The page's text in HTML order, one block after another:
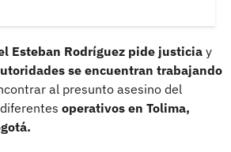
Esteban Rodríguez pide justicia y
se encuentran trabajando
al presunto asesino del
operativos en Tolima,